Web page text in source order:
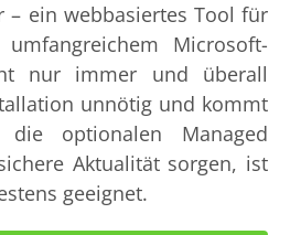
ein webbasiertes Tool für
Microsoft-
nur immer und überall
unnötig und kommt
die optionalen Managed
Aktualität sorgen, ist
geeignet.